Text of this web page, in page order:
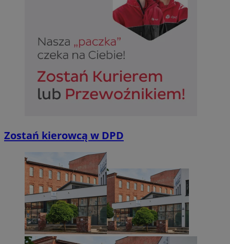
Zostań kierowcą w DPD